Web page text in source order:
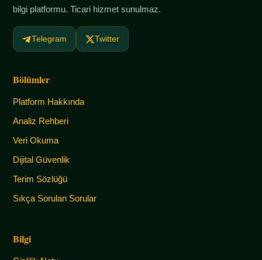
bilgi platformu. Ticari hizmet sunulmaz.
Telegram Twitter
Bölümler
Platform Hakkında
Analiz Rehberi
Veri Okuma
Dijital Güvenlik
Terim Sözlüğü
Sıkça Sorulan Sorular
Bilgi